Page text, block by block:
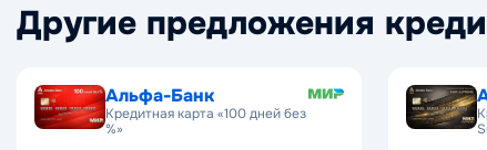
Другие предложения
Альфа-Банк
Кредитная карта «100 дней без
%»